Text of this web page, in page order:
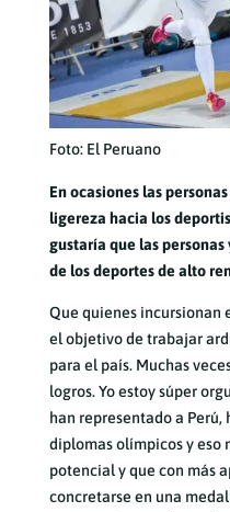
Foto: El Peruano
En ocasiones las
ligereza hacia los
gustaría que las
de los deportes de alto
Que quienes incursionan
el objetivo de trabajar
para el país. Muchas
logros. Yo estoy súper
han representado a
diplomas olímpicos y eso
potencial y que con más
concretarse en una